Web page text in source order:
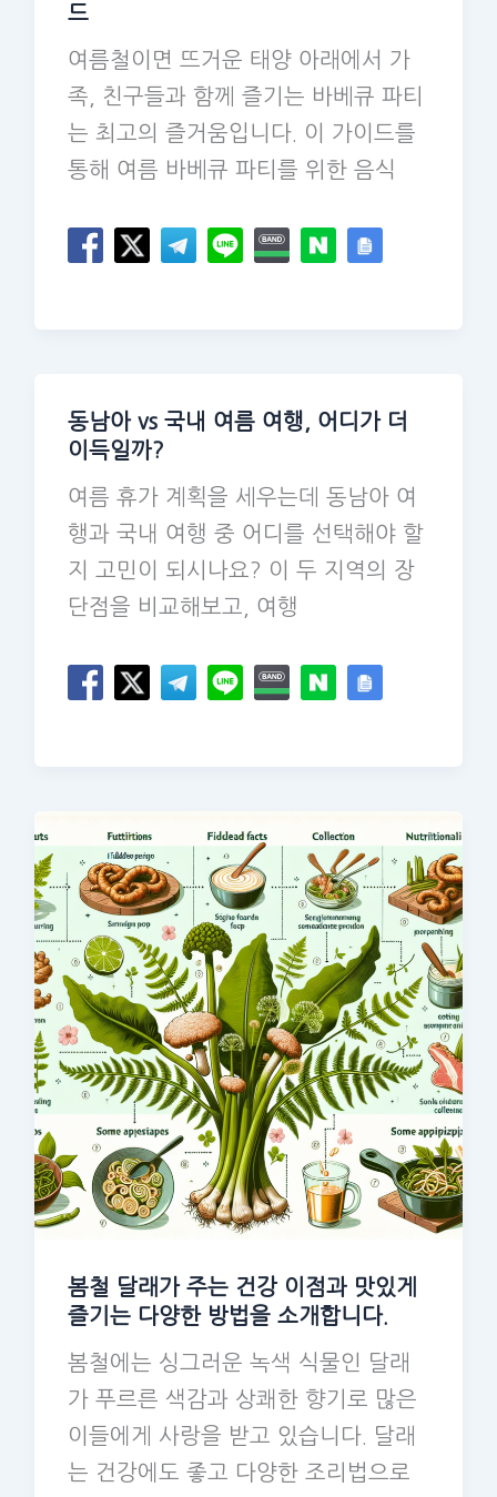
드
여름철이면 뜨거운 태양 아래에서 가
족, 친구들과 함께 즐기는 바베큐 파티
는 최고의 즐거움입니다. 이 가이드를
통해 여름 바베큐 파티를 위한 음식
동남아 vs 국내 여름 여행, 어디가 더
이득일까?
여름 휴가 계획을 세우는데 동남아 여
행과 국내 여행 중 어디를 선택해야 할
지 고민이 되시나요? 이 두 지역의 장
단점을 비교해보고, 여행
봄철 달래가 주는 건강 이점과 맛있게
즐기는 다양한 방법을 소개합니다.
봄철에는 싱그러운 녹색 식물인 달래
가 푸르른 색감과 상쾌한 향기로 많은
이들에게 사랑을 받고 있습니다. 달래
는 건강에도 좋고 다양한 조리법으로